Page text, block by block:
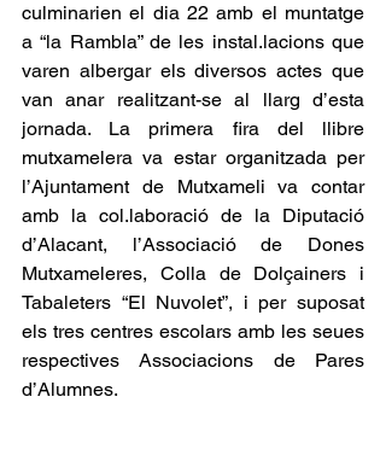
culminarien el dia 22 amb el muntatge
a “la Rambla” de les instal.lacions que
varen albergar els diversos actes que
van anar realitzant-se al llarg d’esta
jornada. La primera fira del llibre
mutxamelera va estar organitzada per
l’Ajuntament de Mutxameli va contar
amb la col.laboració de la Diputació
d’Alacant, l’Associació de Dones
Mutxameleres, Colla de Dolçainers i
Tabaleters “El Nuvolet”, i per suposat
els tres centres escolars amb les seues
respectives Associacions de Pares
d’Alumnes.